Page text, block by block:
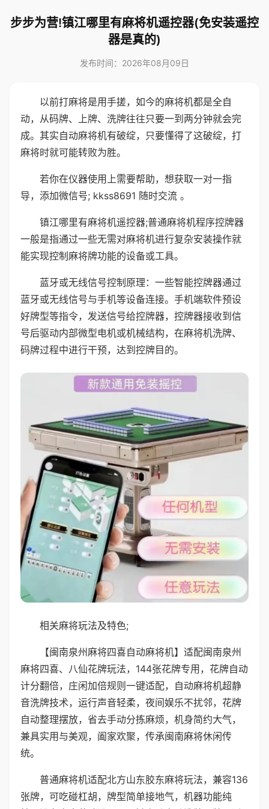
步步为营!镇江哪里有麻将机遥控器(免安装遥控
器是真的)
发布时间：2026年08月09日
以前打麻将是用手搓，如今的麻将机都是全自
动，从码牌、上牌、洗牌往往只要一到两分钟就会完
成。其实自动麻将机有破绽，只要懂得了这破绽，打
麻将时就可能转败为胜。
若你在仪器使用上需要帮助，想获取一对一指
导，添加微信号; kkss8691 随时交流 。
镇江哪里有麻将机遥控器;普通麻将机程序控牌器
一般是指通过一些无需对麻将机进行复杂安装操作就
能实现控制麻将牌功能的设备或工具。
蓝牙或无线信号控制原理：一些智能控牌器通过
蓝牙或无线信号与手机等设备连接。手机端软件预设
好牌型等指令，发送信号给控牌器，控牌器接收到信
号后驱动内部微型电机或机械结构，在麻将机洗牌、
码牌过程中进行干预，达到控牌目的。
相关麻将玩法及特色;
【闽南泉州麻将四喜自动麻将机】适配闽南泉州
麻将四喜、八仙花牌玩法，144张花牌专用，花牌自动
计分翻倍，庄闲加倍规则一键适配，自动麻将机超静
音洗牌技术，运行声音轻柔，夜间娱乐不扰邻，花牌
自动整理摆放，省去手动分拣麻烦，机身简约大气，
兼具实用与美观，阖家欢聚，传承闽南麻将休闲传
统。
普通麻将机适配北方山东胶东麻将玩法，兼容136
张牌，可吃碰杠胡，牌型简单接地气，机器功能纯